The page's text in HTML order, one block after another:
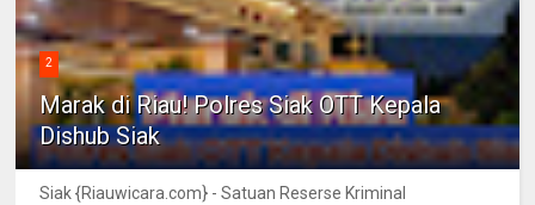
2
Marak di Riau! Polres Siak OTT Kepala
Dishub Siak
Siak {Riauwicara.com} - Satuan Reserse Kriminal